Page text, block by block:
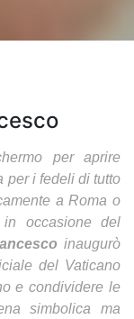
per aprire
per i fedeli di tutto
a Roma o
occasione del
inaugurò
del Vaticano
e condividere le
simbolica ma